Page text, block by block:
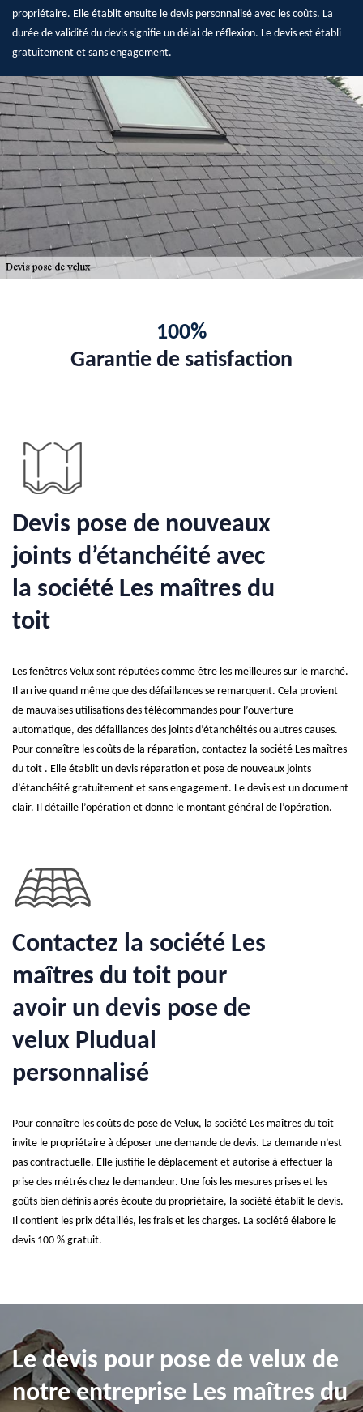
propriétaire. Elle établit ensuite le devis personnalisé avec les coûts. La
durée de validité du devis signifie un délai de réflexion. Le devis est établi
gratuitement et sans engagement.
100%
Garantie de satisfaction
Devis pose de nouveaux
joints d’étanchéité avec
la société Les maîtres du
toit
Les fenêtres Velux sont réputées comme être les meilleures sur le marché.
Il arrive quand même que des défaillances se remarquent. Cela provient
de mauvaises utilisations des télécommandes pour l’ouverture
automatique, des défaillances des joints d’étanchéités ou autres causes.
Pour connaître les coûts de la réparation, contactez la société Les maîtres
du toit . Elle établit un devis réparation et pose de nouveaux joints
d’étanchéité gratuitement et sans engagement. Le devis est un document
clair. Il détaille l’opération et donne le montant général de l’opération.
Contactez la société Les
maîtres du toit pour
avoir un devis pose de
velux Pludual
personnalisé
Pour connaître les coûts de pose de Velux, la société Les maîtres du toit
invite le propriétaire à déposer une demande de devis. La demande n’est
pas contractuelle. Elle justifie le déplacement et autorise à effectuer la
prise des métrés chez le demandeur. Une fois les mesures prises et les
goûts bien définis après écoute du propriétaire, la société établit le devis.
Il contient les prix détaillés, les frais et les charges. La société élabore le
devis 100 % gratuit.
Le devis pour pose de velux de
notre entreprise Les maîtres du